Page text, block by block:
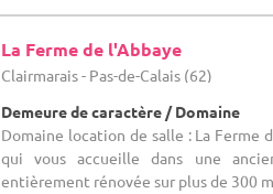
La Ferme de l'Abbaye
Clairmarais - Pas-de-Calais (62)
Demeure de caractère / Domaine
Domaine location de salle : La Ferme
qui vous accueille dans une
entièrement rénovée sur plus de 300